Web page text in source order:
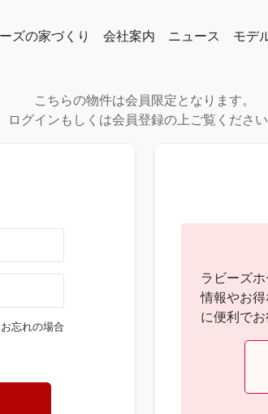
ズの家づくり 会社案内 ニュース モデ
こちらの物件は会員限定となります。
ログインもしくは会員登録の上ご覧ください
忘れの場合
ラビーズ
情報やお
に便利で